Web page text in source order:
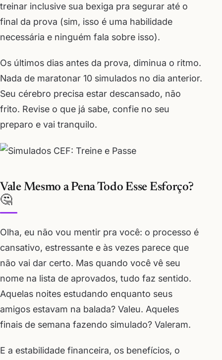
treinar inclusive sua bexiga pra segurar até o
final da prova (sim, isso é uma habilidade
necessária e ninguém fala sobre isso).
Os últimos dias antes da prova, diminua o ritmo.
Nada de maratonar 10 simulados no dia anterior.
Seu cérebro precisa estar descansado, não
frito. Revise o que já sabe, confie no seu
preparo e vai tranquilo.
Vale Mesmo a Pena Todo Esse Esforço?
🤔
Olha, eu não vou mentir pra você: o processo é
cansativo, estressante e às vezes parece que
não vai dar certo. Mas quando você vê seu
nome na lista de aprovados, tudo faz sentido.
Aquelas noites estudando enquanto seus
amigos estavam na balada? Valeu. Aqueles
finais de semana fazendo simulado? Valeram.
E a estabilidade financeira, os benefícios, o